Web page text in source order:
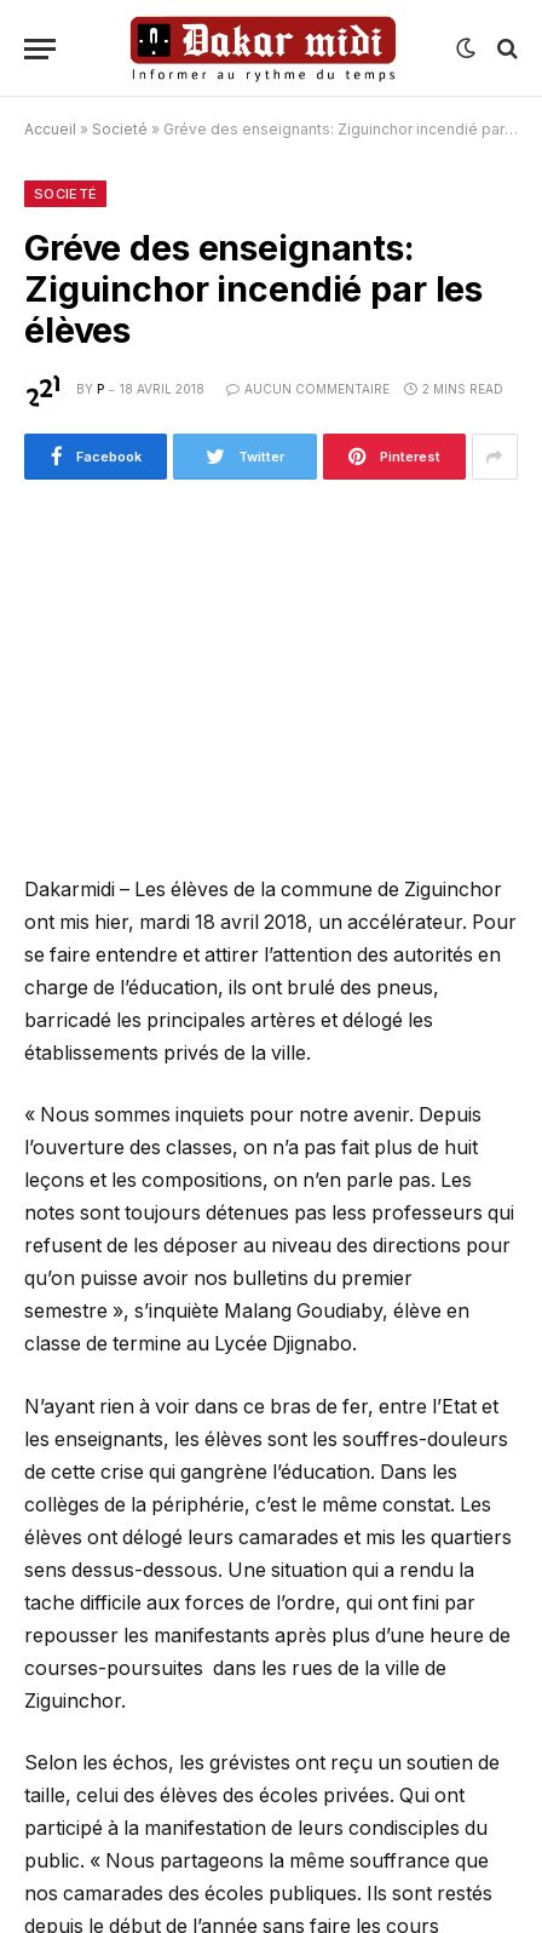
Accueil » Societé » Gréve des enseignants: Ziguinchor incendié par les élèves
SOCIETÉ
Gréve des enseignants:
Ziguinchor incendié par les
élèves
BY P 18 AVRIL 2018 AUCUN COMMENTAIRE 2 MINS READ
Facebook Twitter Pinterest
Dakarmidi – Les élèves de la commune de Ziguinchor
ont mis hier, mardi 18 avril 2018, un accélérateur. Pour
se faire entendre et attirer l’attention des autorités en
charge de l’éducation, ils ont brulé des pneus,
barricadé les principales artères et délogé les
établissements privés de la ville.
« Nous sommes inquiets pour notre avenir. Depuis
l’ouverture des classes, on n’a pas fait plus de huit
leçons et les compositions, on n’en parle pas. Les
notes sont toujours détenues pas less professeurs qui
refusent de les déposer au niveau des directions pour
qu’on puisse avoir nos bulletins du premier
semestre », s’inquiète Malang Goudiaby, élève en
classe de termine au Lycée Djignabo.
N’ayant rien à voir dans ce bras de fer, entre l’Etat et
les enseignants, les élèves sont les souffres-douleurs
de cette crise qui gangrène l’éducation. Dans les
collèges de la périphérie, c’est le même constat. Les
élèves ont délogé leurs camarades et mis les quartiers
sens dessus-dessous. Une situation qui a rendu la
tache difficile aux forces de l’ordre, qui ont fini par
repousser les manifestants après plus d’une heure de
courses-poursuites dans les rues de la ville de
Ziguinchor.
Selon les échos, les grévistes ont reçu un soutien de
taille, celui des élèves des écoles privées. Qui ont
participé à la manifestation de leurs condisciples du
public. « Nous partageons la même souffrance que
nos camarades des écoles publiques. Ils sont restés
depuis le début de l’année sans faire les cours